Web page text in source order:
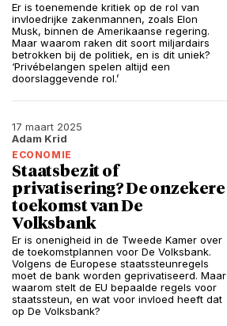
Er is toenemende kritiek op de rol van
invloedrijke zakenmannen, zoals Elon
Musk, binnen de Amerikaanse regering.
Maar waarom raken dit soort miljardairs
betrokken bij de politiek, en is dit uniek?
‘Privébelangen spelen altijd een
doorslaggevende rol.’
17 maart 2025
Adam Krid
ECONOMIE
Staatsbezit of
privatisering? De onzekere
toekomst van De
Volksbank
Er is onenigheid in de Tweede Kamer over
de toekomstplannen voor De Volksbank.
Volgens de Europese staatssteunregels
moet de bank worden geprivatiseerd. Maar
waarom stelt de EU bepaalde regels voor
staatssteun, en wat voor invloed heeft dat
op De Volksbank?